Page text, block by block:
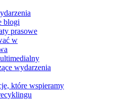
blogi
prasowe
w
wydarzenia
które wspieramy